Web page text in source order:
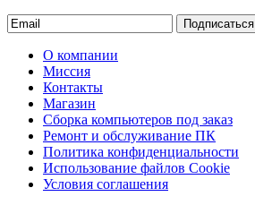
Подписаться
О компании
Миссия
Контакты
Магазин
Сборка компьютеров под заказ
Ремонт и обслуживание ПК
Политика конфиденциальности
Использование файлов Cookie
Условия соглашения